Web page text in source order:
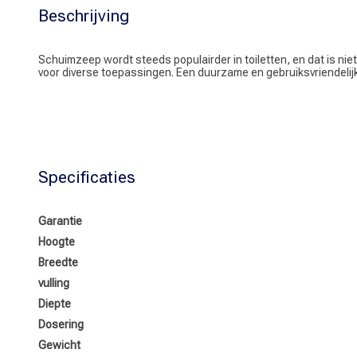
Beschrijving
Schuimzeep wordt steeds populairder in toiletten, en dat is
voor diverse toepassingen. Een duurzame en
Specificaties
Garantie
Hoogte
Breedte
vulling
Diepte
Dosering
Gewicht